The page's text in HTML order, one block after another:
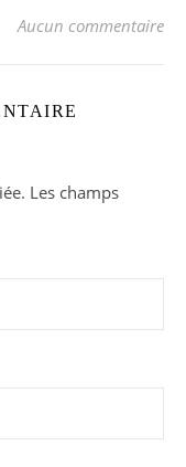
Aucun commentaire
Les champs